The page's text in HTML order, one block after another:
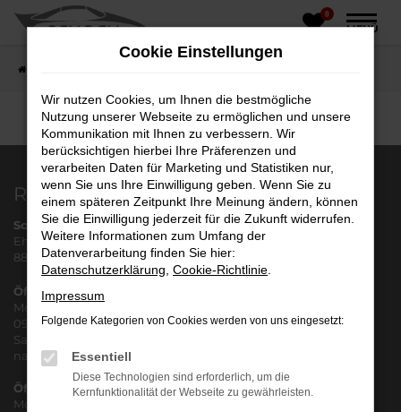
Zum
0
MENÜ
Reinstetten
Schoch Automobile e.K.
Ehinger Str. 10
88416 Reinstetten
Öffnungszeiten Verkauf
Montag - Freitag
09:00 - 18:00 Uhr
Samstag
nach Terminvereinbarung
Öffnungszeiten Werkstatt
Montag - Donnerstag
Cookie Einstellungen
Wir nutzen Cookies, um Ihnen die bestmögliche
Nutzung unserer Webseite zu ermöglichen und unsere
Kommunikation mit Ihnen zu verbessern. Wir
berücksichtigen hierbei Ihre Präferenzen und
verarbeiten Daten für Marketing und Statistiken nur,
wenn Sie uns Ihre Einwilligung geben. Wenn Sie zu
einem späteren Zeitpunkt Ihre Meinung ändern, können
Sie die Einwilligung jederzeit für die Zukunft widerrufen.
Weitere Informationen zum Umfang der
Datenverarbeitung finden Sie hier:
Datenschutzerklärung Cookie-Richtlinie
Impressum
Folgende Kategorien von Cookies werden von uns eingesetzt:
Essentiell
Diese Technologien sind erforderlich, um die
Kernfunktionalität der Webseite zu gewährleisten.